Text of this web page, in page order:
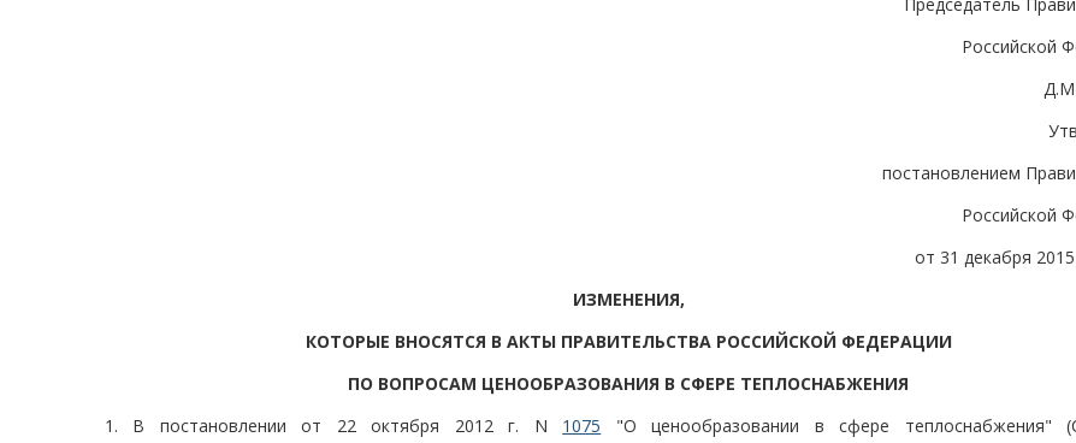
Российской
постановлением
Российской
от 31 декабря
ИЗМЕНЕНИЯ,
КОТОРЫЕ ВНОСЯТСЯ В АКТЫ ПРАВИТЕЛЬСТВА РОССИЙСКОЙ ФЕДЕРАЦИИ
ПО ВОПРОСАМ ЦЕНООБРАЗОВАНИЯ В СФЕРЕ ТЕПЛОСНАБЖЕНИЯ
1. В постановлении от 22 октября 2012 г. N 1075 "О ценообразовании в сфере теплоснабжения"